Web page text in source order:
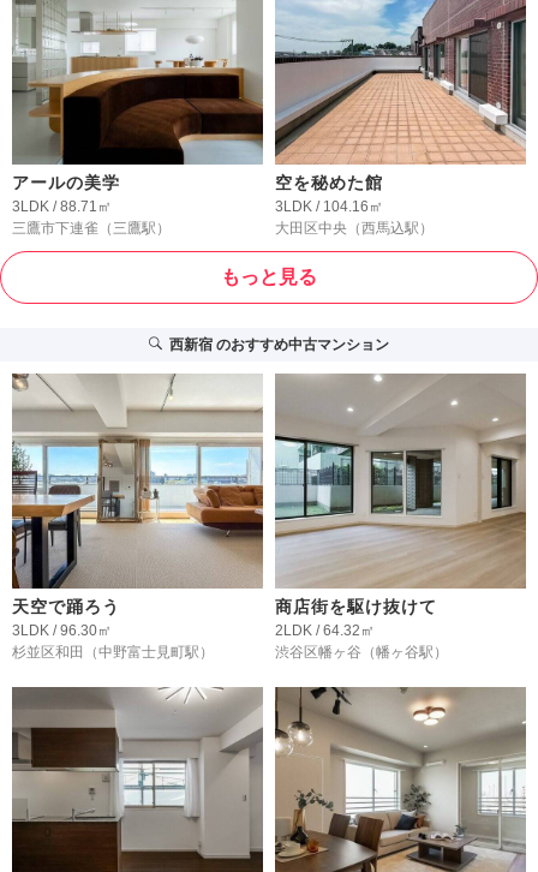
アールの美学
3LDK / 88.71㎡
三鷹市下連雀 （三鷹駅）
空を秘めた館
3LDK / 104.16㎡
大田区中央 （西馬込駅）
もっと見る
西新宿のおすすめ中古マンション
天空で踊ろう
3LDK / 96.30㎡
杉並区和田
（中野富士見町駅）
商店街を駆け抜けて
2LDK / 64.32㎡
渋谷区幡ヶ谷 （幡ヶ谷駅）